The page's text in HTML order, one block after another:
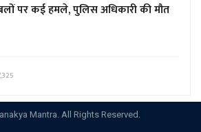
पर कई हमले, पुलिस अधिकारी की मौत
Mantra. All Rights Reserved.